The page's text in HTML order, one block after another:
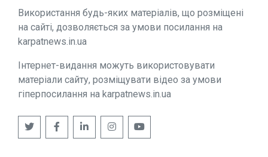
Використання будь-яких матеріалів, що розміщені
на сайті, дозволяється за умови посилання на
karpatnews.in.ua
Інтернет-видання можуть використовувати
матеріали сайту, розміщувати відео за умови
гіперпосилання на karpatnews.in.ua